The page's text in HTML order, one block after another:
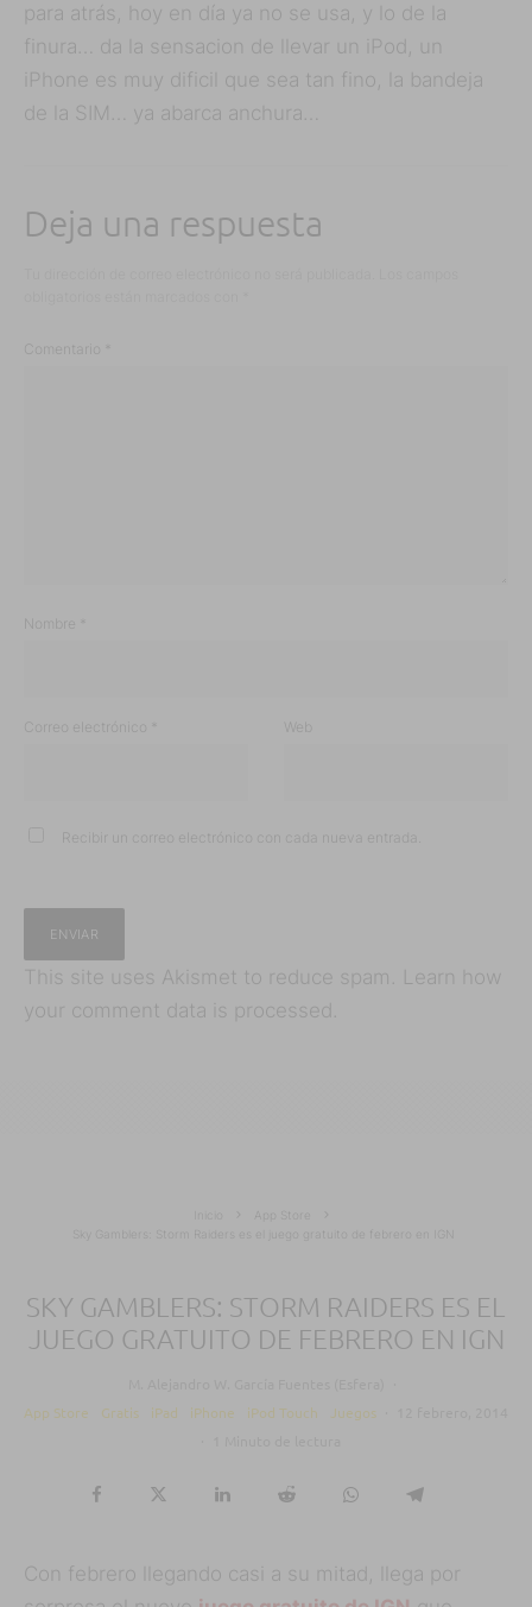
para atrás, hoy en día ya no se usa, y lo de la
finura… da la sensacion de llevar un iPod, un
iPhone es muy dificil que sea tan fino, la bandeja
de la SIM… ya abarca anchura…
Deja una respuesta
Comentario
Nombre
Correo electrónico Web
Recibir un correo electrónico con cada nueva entrada.
This site uses Akismet to reduce spam. Learn how
your comment data is processed.
App Store
Sky Gamblers: Storm Raiders es el juego gratuito de febrero en IGN
SKY GAMBLERS: STORM RAIDERS ES EL
JUEGO GRATUITO DE FEBRERO EN IGN
App Store
Gratis iPad iPhone iPod Touch Juegos
Con febrero llegando casi a su mitad, llega por